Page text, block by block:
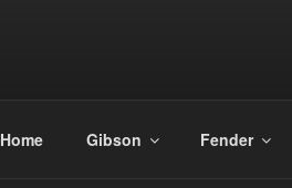
Home Gibson Fender